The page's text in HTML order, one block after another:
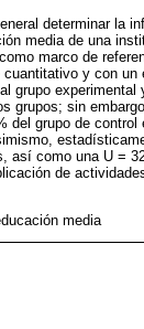
determinar la
media de una
marco de
y con
grupo
grupos; sin
del grupo de
así como una U =
de
media